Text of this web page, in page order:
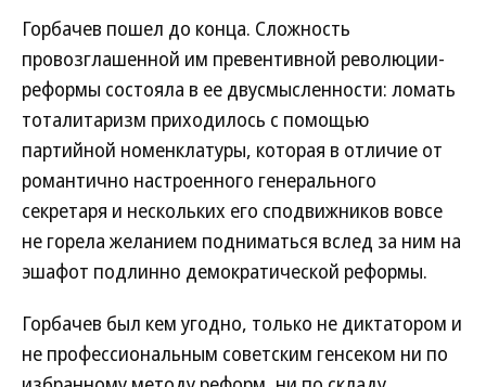
Горбачев пошел до конца. Сложность
провозглашенной им превентивной революции-
реформы состояла в ее двусмысленности: ломать
тоталитаризм приходилось с помощью
партийной номенклатуры, которая в отличие от
романтично настроенного генерального
секретаря и нескольких его сподвижников вовсе
не горела желанием подниматься вслед за ним на
эшафот подлинно демократической реформы.
Горбачев был кем угодно, только не диктатором и
не профессиональным советским генсеком ни по